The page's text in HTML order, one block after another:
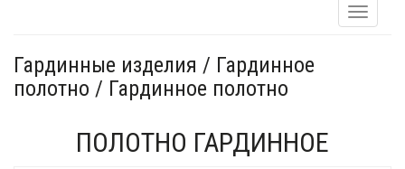
Гардинные изделия / Гардинное
полотно / Гардинное полотно
ПОЛОТНО ГАРДИННОЕ